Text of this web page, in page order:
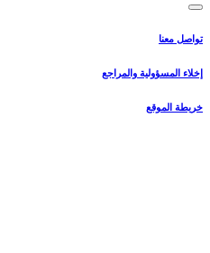
تواصل معنا
إخلاء المسؤولية والمراجع
خريطة الموقع